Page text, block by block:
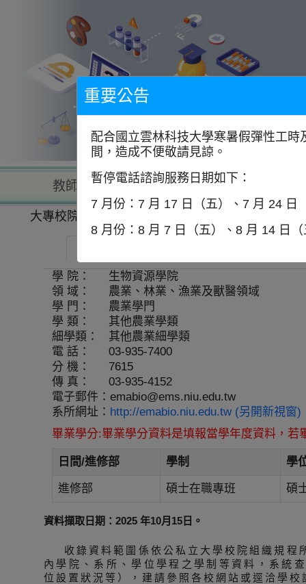
教師查詢 學校查詢
大專校院一覽表
學 院：
生物資源學院
領 域：
農業、林業、漁業及獸醫領域
學 門：
農業學門
學 類：
其他農業學類
細學類：
其他農業細學類
電 話：
03-935-7400
分 機：
7615
傳 真：
03-935-4152
電子郵件： emabio@ems.niu.edu.tw
系所網址： http://emabio.niu.edu.tw (另開新視窗)
畢業學分:畢業學分資料是填報當學年度資料，
日間/進修部 學制 學
進修部 碩士在職專班 碩
資料擷取日期：2025 年10月15日。
收錄資料範圍係依公私立大學校院組織規
內學院、系所、學位學程之學制等資料，系統
位設置狀況等），建請參照各校網站或逕洽學校
重要公告
配合國立雲林科技大學寒暑假彈性工
間，造成不便敬請見諒。
暫停電話諮詢服務日期如下：
7 月份：7 月 17 日（五）、7 月 24 日
8 月份：8 月 7 日（五）、8 月 14 日（